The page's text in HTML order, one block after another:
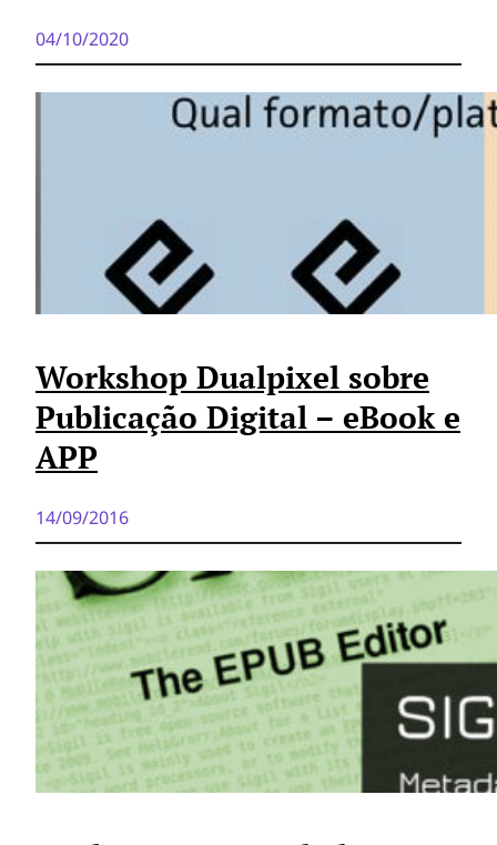
04/10/2020
Workshop Dualpixel sobre
Publicação Digital – eBook e
APP
14/09/2016